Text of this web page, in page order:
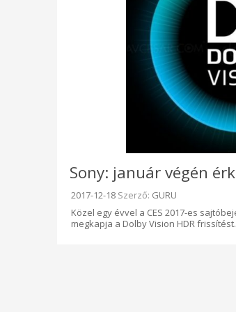
Sony: január végén
Beküldve:
2017-12-18 Szerző: GURU
Közel egy évvel a CES 2017-es
megkapja a Dolby Vision HDR frissítést.